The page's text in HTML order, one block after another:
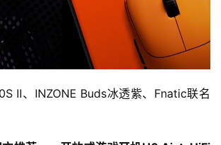
II、INZONE Buds冰透紫、Fnatic联名